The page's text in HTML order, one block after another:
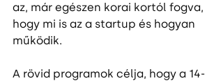
az, már egészen korai kortól fogva,
hogy mi is az a startup és hogyan
működik.
A rövid programok célja, hogy a 14-